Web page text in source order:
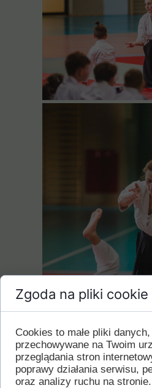
Zgoda na pliki cookie
Cookies to małe pliki
przechowywane na Twoim
przeglądania stron
poprawy działania serwisu,
oraz analizy ruchu na stronie.